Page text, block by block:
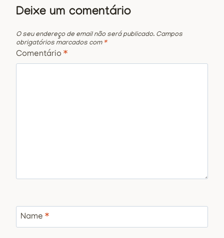
Deixe um comentário
O seu endereço de email não será publicado. Campos
obrigatórios marcados com *
Comentário *
Name *